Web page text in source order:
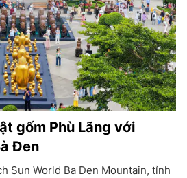
gốm Phù Lãng với
Đen
Sun World Ba Den Mountain, tỉnh